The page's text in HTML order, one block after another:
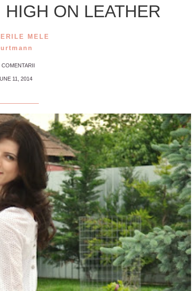
ON LEATHER
MELE
COMENTARII
11, 2014